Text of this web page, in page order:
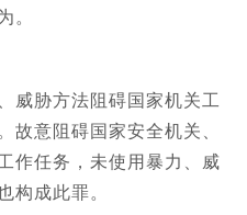
。
胁方法阻碍国家机关工
故意阻碍国家安全机关、
作任务，未使用暴力、威
构成此罪。